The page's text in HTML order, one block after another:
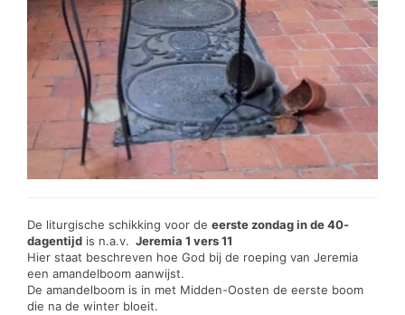
De liturgische schikking voor de eerste zondag in de 40-
dagentijd is n.a.v. Jeremia 1 vers 11
Hier staat beschreven hoe God bij de roeping van Jeremia
een amandelboom aanwijst.
De amandelboom is in met Midden-Oosten de eerste boom
die na de winter bloeit.